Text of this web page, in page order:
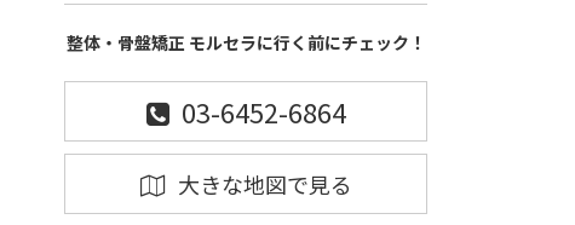
整体・骨盤矯正 モルセラに行く前にチェック！
03-6452-6864
大きな地図で見る